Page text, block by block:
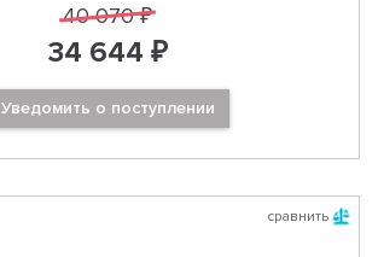
40 070 ₽
34 644 ₽
Уведомить о поступлении
сравнить